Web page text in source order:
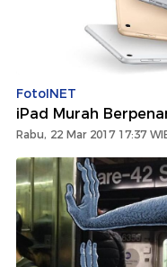
FotoINET
iPad Murah
Rabu, 22 Mar 2017 17:37